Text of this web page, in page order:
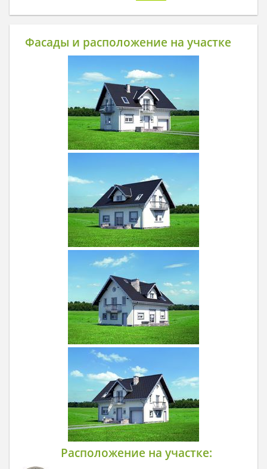
Фасады и расположение на участке
Расположение на участке: